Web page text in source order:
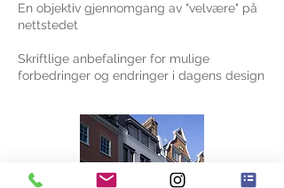
En objektiv gjennomgang av "velvære" på
nettstedet
Skriftlige anbefalinger for mulige
forbedringer og endringer i dagens design